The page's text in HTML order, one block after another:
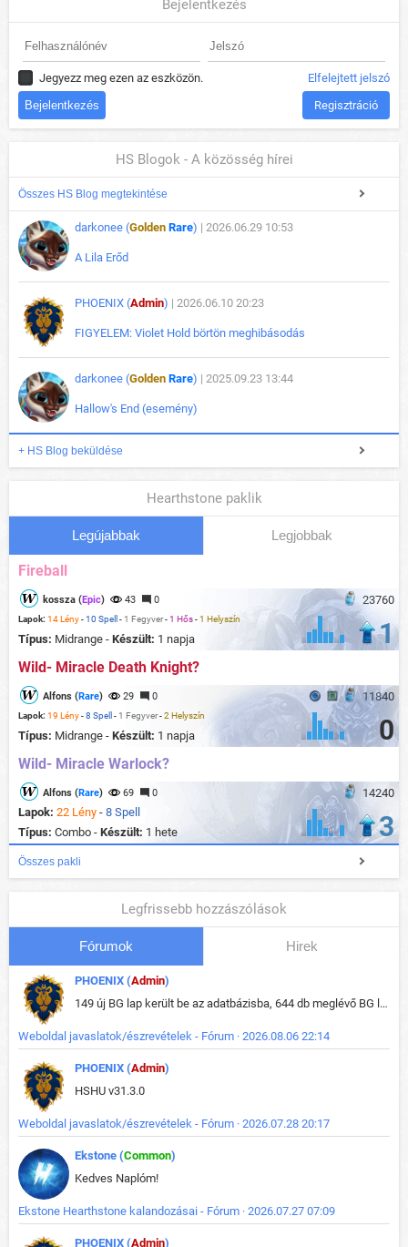
Bejelentkezés
Jegyezz meg ezen az eszközön. Elfelejtett jelszó
Regisztráció
HS Blogok - A közösség hírei
Összes HS Blog megtekintése
darkonee (Golden Rare) | 2026.06.29 10:53
A Lila Erőd
PHOENIX (Admin) | 2026.06.10 20:23
FIGYELEM: Violet Hold börtön meghibásodás
darkonee (Golden Rare) | 2025.09.23 13:44
Hallow's End (esemény)
+ HS Blog beküldése
Hearthstone paklik
Legújabbak Legjobbak
Fireball
23760
kossza (Epic) 43 0
Lapok: 14 Lény-10 Spell - 1 Fegyver-1 Hős-1 Helyszín
Típus: Midrange - Készült: 1 napja 1
Wild- Miracle Death Knight?
11840
Alfons (Rare) 29 0
Lapok: 19 Lény-8 Spell - 1 Fegyver-2 Helyszín
Típus: Midrange - Készült: 1 napja 0
Wild- Miracle Warlock?
14240
Alfons (Rare) 69 0
Lapok: 22 Lény - 8 Spell
Típus: Combo - Készült: 1 hete 3
Összes pakli
Legfrissebb hozzászólások
Fórumok Hirek
PHOENIX (Admin)
149 új BG lap került be az adatbázisba, 644 db meglévő BG lap módosult, bekerültek az új képek a megváltozott lapokhoz is.
Weboldal javaslatok/észrevételek - Fórum · 2026.08.06 22:14
PHOENIX (Admin)
HSHU v31.3.0
Weboldal javaslatok/észrevételek - Fórum · 2026.07.28 20:17
Ekstone (Common)
Kedves Naplóm!
Ekstone Hearthstone kalandozásai - Fórum · 2026.07.27 07:09
PHOENIX (Admin)